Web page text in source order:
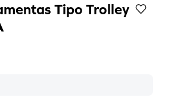
Tipo Trolley